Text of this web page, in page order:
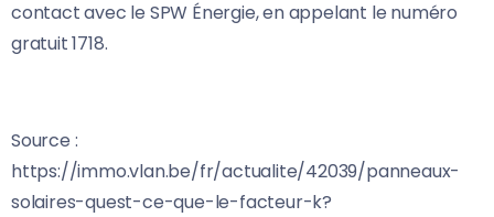
contact avec le SPW Énergie, en appelant le numéro
gratuit 1718.
Source :
https://immo.vlan.be/fr/actualite/42039/panneaux-
solaires-quest-ce-que-le-facteur-k?